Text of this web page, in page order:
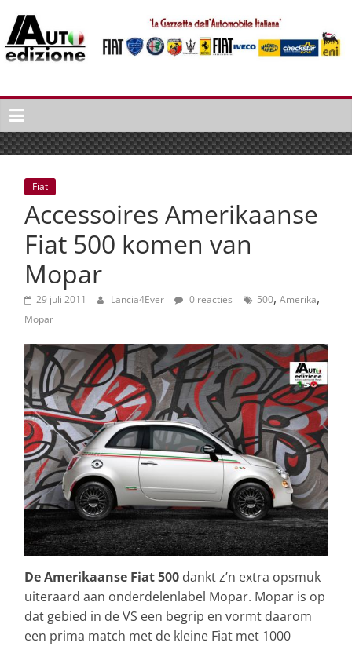
naar
inhoud
Auto
Edizione
La
Gazetta
dell'Automobile
Italiana
Italiaans
autonieuws
lifestyle
Fiat
Accessoires Amerikaanse
Fiat 500 komen van
Mopar
29 juli 2011 Lancia4Ever 0 reacties 500, Amerika,
Mopar
De Amerikaanse Fiat 500 dankt z’n extra opsmuk
uiteraard aan onderdelenlabel Mopar. Mopar is op
dat gebied in de VS een begrip en vormt daarom
een prima match met de kleine Fiat met 1000